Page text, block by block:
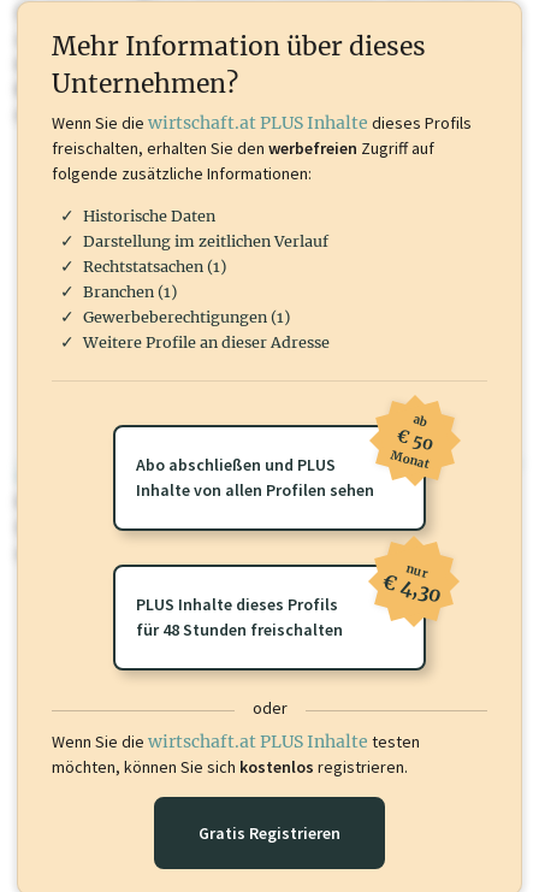
Sie momentan nicht einsehen können. Schalten Sie dieses Profil frei
oder loggen Sie sich ein um diese Inhalte zu sehen. wirtschaft.at PLUS
Marken, Patente, Rechtstatsachen, OTS-Aussendungen, und viele
mehr.
wirtschaft.at PLUS
Für dieses Profil gibt es zusätzlichewirtschaft.at PLUS Inhalte
Sie momentan nicht einsehen können. Schalten Sie dieses Profil frei
oder loggen Sie sich ein um diese Inhalte zu sehen.
Mehr Information über dieses
Unternehmen?
Wenn Sie die wirtschaft.at PLUS Inhalte dieses Profils
freischalten, erhalten Sie den werbefreien Zugriff auf
folgende zusätzliche Informationen:
Historische Daten
Darstellung im zeitlichen Verlauf
Rechtstatsachen (1)
Branchen (1)
Gewerbeberechtigungen (1)
Weitere Profile an dieser Adresse
Abo abschließen und PLUS
Inhalte von allen Profilen sehen
ab
€ 50
Monat
PLUS Inhalte dieses Profils
für 48 Stunden freischalten
nur
€ 4,30
oder
Wenn Sie die wirtschaft.at PLUS Inhalte testen
möchten, können Sie sich kostenlos registrieren.
Gratis Registrieren